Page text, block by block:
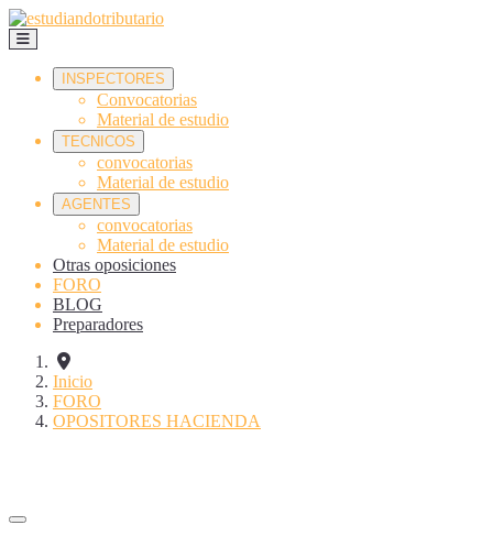
INSPECTORES
Convocatorias
Material de estudio
TECNICOS
convocatorias
Material de estudio
AGENTES
convocatorias
Material de estudio
Otras oposiciones
FORO
BLOG
Preparadores
Inicio
FORO
OPOSITORES HACIENDA